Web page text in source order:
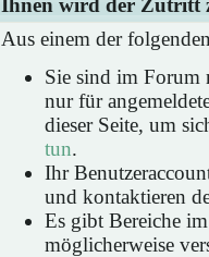
Ihnen wird der Zutritt
Aus einem der
Sie sind im Forum
nur für
dieser Seite, um
tun.
Ihr
und kontaktieren
Es gibt Bereiche
möglicherweise